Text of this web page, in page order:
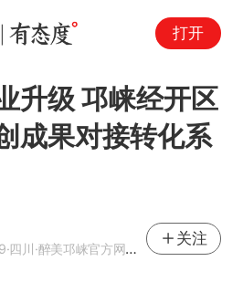
打开
升级 邛崃经开区
成果对接转化系
·四川·醉美邛崃官方网易号
关注